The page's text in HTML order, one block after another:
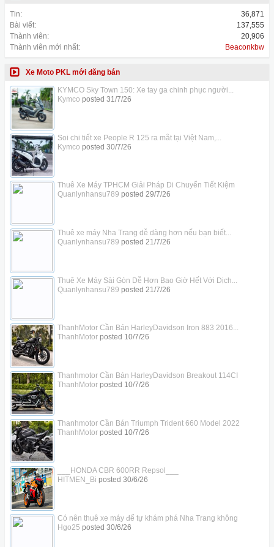
Tin:
36,871
Bài viết:
137,555
Thành viên:
20,906
Thành viên mới nhất:
Beaconkbw
Xe Moto PKL mới đăng bán
KYMCO Sky Town 150: Xe tay ga chinh phục người...
Kymco posted 31/7/26
Soi chi tiết xe People R 125 ra mắt tại Việt Nam,...
Kymco posted 30/7/26
Thuê Xe Máy TPHCM Giải Pháp Di Chuyển Tiết Kiệm
Quanlynhansu789 posted 29/7/26
Thuê xe máy Nha Trang dễ dàng hơn nếu bạn biết...
Quanlynhansu789 posted 21/7/26
Thuê Xe Máy Sài Gòn Dễ Hơn Bao Giờ Hết Với Dịch...
Quanlynhansu789 posted 21/7/26
ThanhMotor Cần Bán HarleyDavidson Iron 883 2016...
ThanhMotorposted 10/7/26
Thanhmotor Cần Bán HarleyDavidson Breakout 114CI
ThanhMotorposted 10/7/26
Thanhmotor Cần Bán Triumph Trident 660 Model 2022
ThanhMotorposted 10/7/26
___HONDA CBR 600RR Repsol___
HITMEN_Bi posted 30/6/26
Có nên thuê xe máy để tự khám phá Nha Trang không
Hgo25 posted 30/6/26